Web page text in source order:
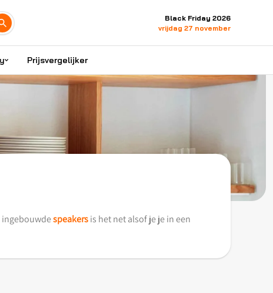
Black Friday 2026
vrijdag 27 november
Prijsvergelijker
ingebouwdespeakersis het net alsof je je in een